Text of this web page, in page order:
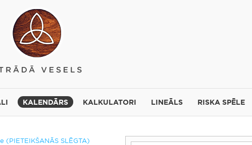
KALENDĀRS KALKULATORI LINEĀLS RISKA SPĒLE
(PIETEIKŠANĀS SLĒGTA)